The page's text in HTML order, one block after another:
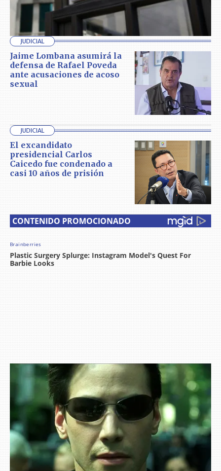
JUDICIAL
Jaime Lombana asumirá la
defensa de Rafael Poveda
ante acusaciones de acoso
sexual
JUDICIAL
El excandidato
presidencial Carlos
Caicedo fue condenado a
casi 10 años de prisión